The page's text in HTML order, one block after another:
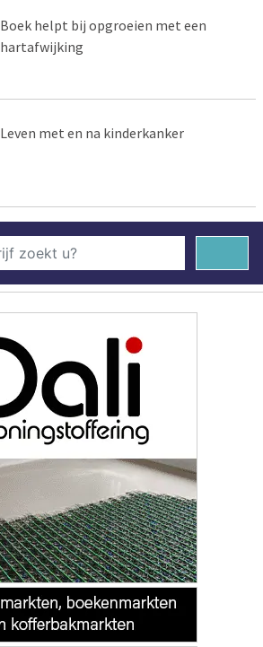
Boek helpt bij opgroeien met een
hartafwijking
Leven met en na kinderkanker